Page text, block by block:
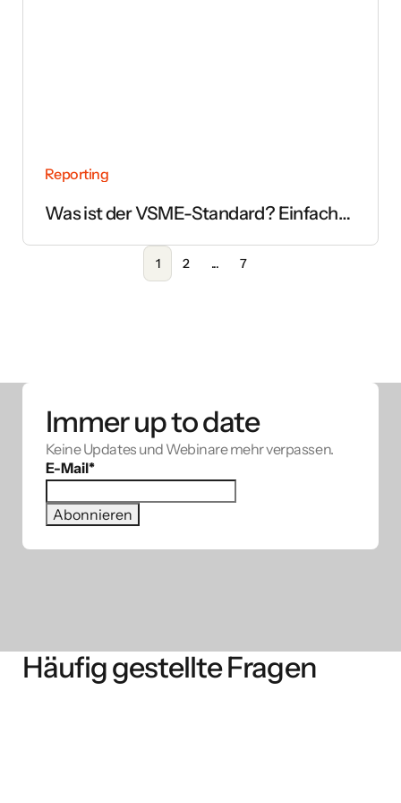
Reporting
Was ist der VSME-Standard? Einfach
1 2 ... 7
Immer up to date
Keine Updates und Webinare mehr verpassen.
E-Mail*
Häufig gestellte Fragen